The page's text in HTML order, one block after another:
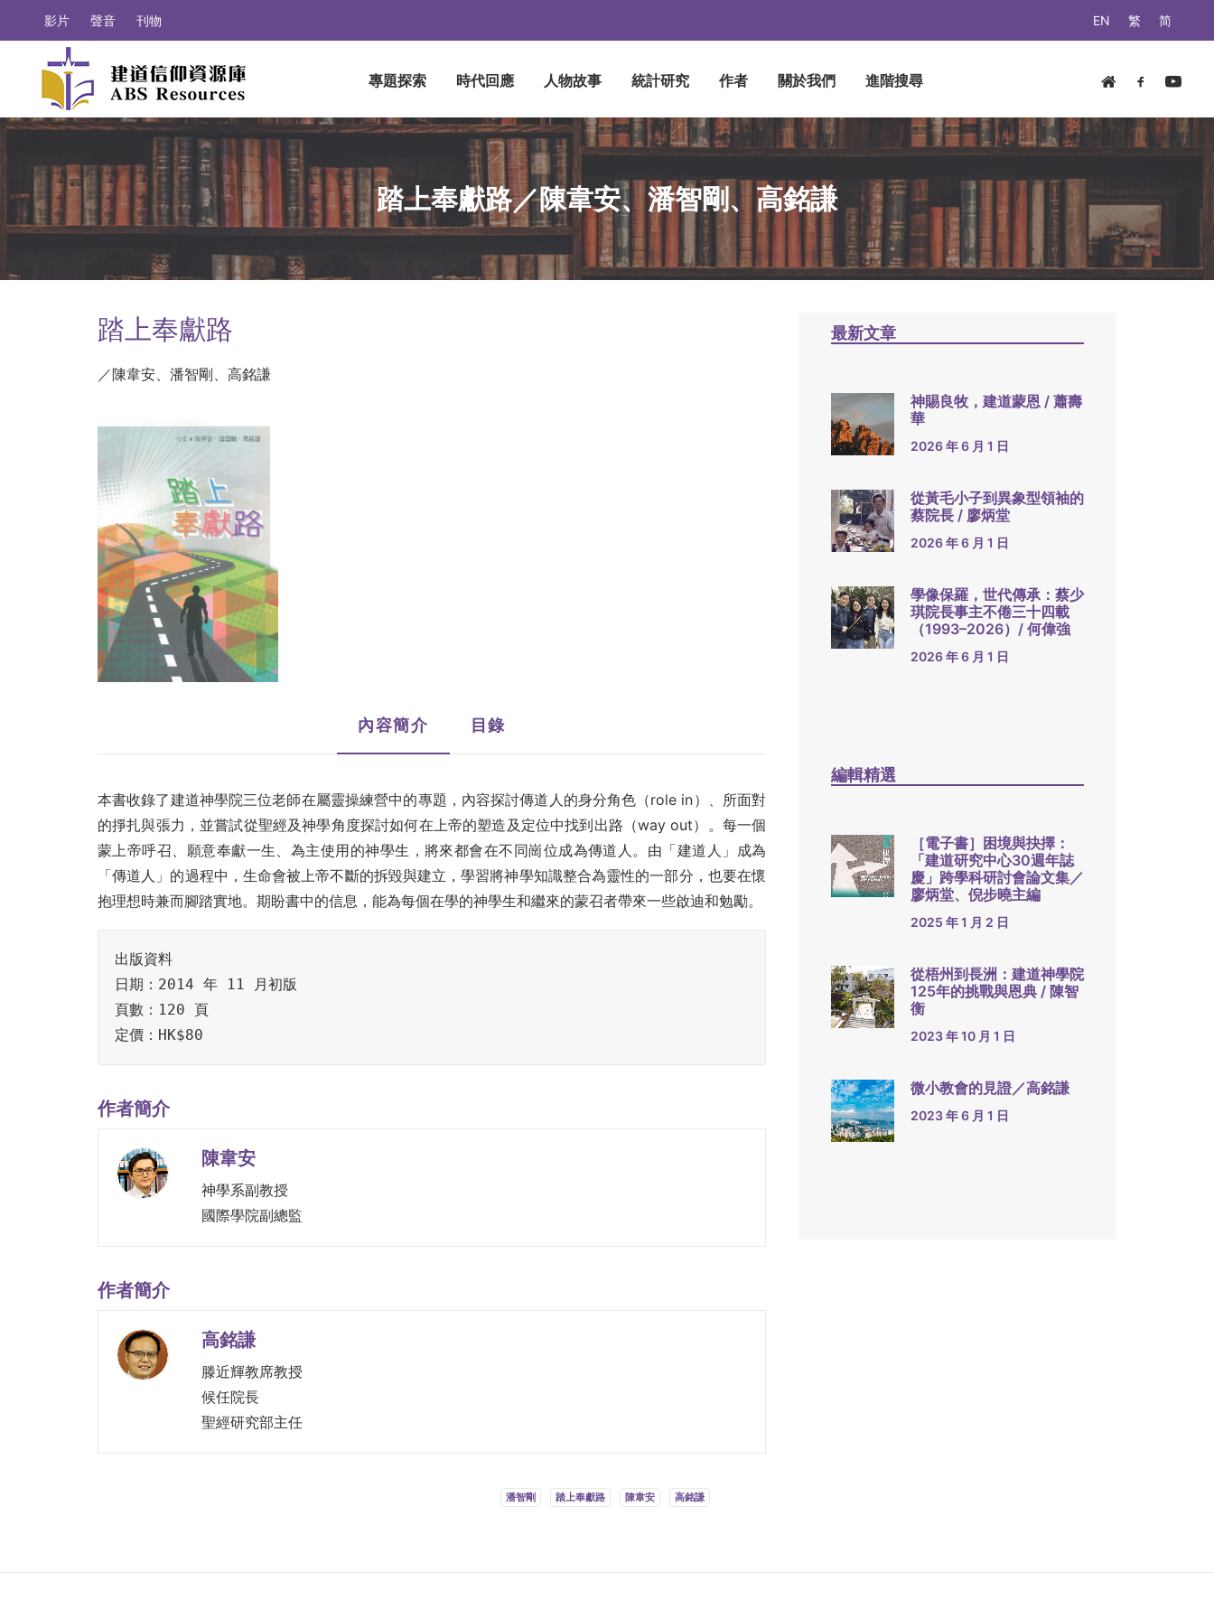
EN 繁 简
影片 聲音 刊物
專題探索 時代回應 人物故事 統計研究 作者 關於我們 進階搜尋
踏上奉獻路／陳韋安、潘智剛、高銘謙
踏上奉獻路
／陳韋安、潘智剛、高銘謙
內容簡介 目錄
本書收錄了建道神學院三位老師在屬靈操練營中的專題，內容探討傳道人的身分角色（role in）、所面對
的掙扎與張力，並嘗試從聖經及神學角度探討如何在上帝的塑造及定位中找到出路（way out）。每一個
蒙上帝呼召、願意奉獻一生、為主使用的神學生，將來都會在不同崗位成為傳道人。由「建道人」成為
「傳道人」的過程中，生命會被上帝不斷的拆毀與建立，學習將神學知識整合為靈性的一部分，也要在懷
抱理想時兼而腳踏實地。期盼書中的信息，能為每個在學的神學生和繼來的蒙召者帶來一些啟迪和勉勵。
出版資料
日期：2014 年 11 月初版
頁數：120 頁
定價：HK$80
作者簡介
陳韋安
神學系副教授
國際學院副總監
作者簡介
高銘謙
滕近輝教席教授
候任院長
聖經研究部主任
最新文章
神賜良牧，建道蒙恩 / 蕭壽
華
2026 年 6 月 1 日
從黃毛小子到異象型領袖的
蔡院長 / 廖炳堂
2026 年 6 月 1 日
學像保羅，世代傳承：蔡少
琪院長事主不倦三十四載
（1993–2026）/ 何偉強
2026 年 6 月 1 日
編輯精選
［電子書］困境與抉擇：
「建道研究中心30週年誌
慶」跨學科研討會論文集／
廖炳堂、倪步曉主編
2025 年 1 月 2 日
從梧州到長洲：建道神學院
125年的挑戰與恩典 / 陳智
衡
2023 年 10 月 1 日
微小教會的見證／高銘謙
2023 年 6 月 1 日
潘智剛 踏上奉獻路 陳韋安 高銘謙